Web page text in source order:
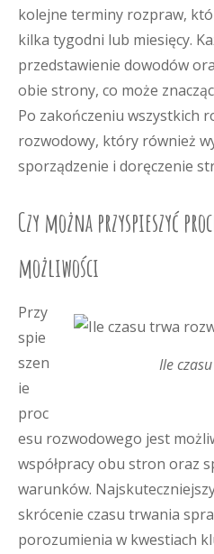
kolejne terminy rozpraw,
kilka tygodni lub miesięcy.
przedstawienie dowodów
obie strony, co może
Po zakończeniu wszystkich
rozwodowy, który również
sporządzenie i doręczenie
Czy można przyspieszyć
możliwości
Ile
Przy
spie
szen
ie
proc
esu rozwodowego jest
współpracy obu stron oraz
warunków.
skrócenie czasu trwania
porozumienia w kwestiach